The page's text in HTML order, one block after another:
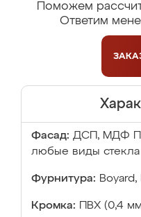
Поможем
Ответим
Фасад: ДСП, МДФ
любые виды стекла
Фурнитура: Boyard,
Кромка: ПВХ (0,4